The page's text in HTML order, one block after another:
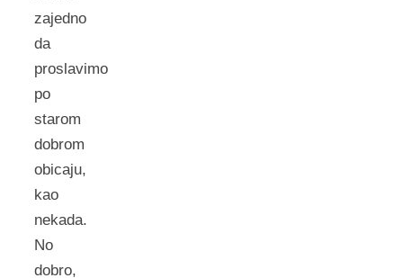
zajedno
da
proslavimo
po
starom
dobrom
obicaju,
kao
nekada.
No
dobro,